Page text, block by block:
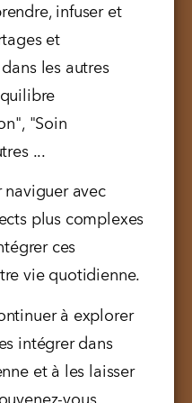
infuser et
et
les autres
"Soin
...
naviguer avec
plus complexes
ces
vie quotidienne.
à explorer
intégrer dans
et à les laisser